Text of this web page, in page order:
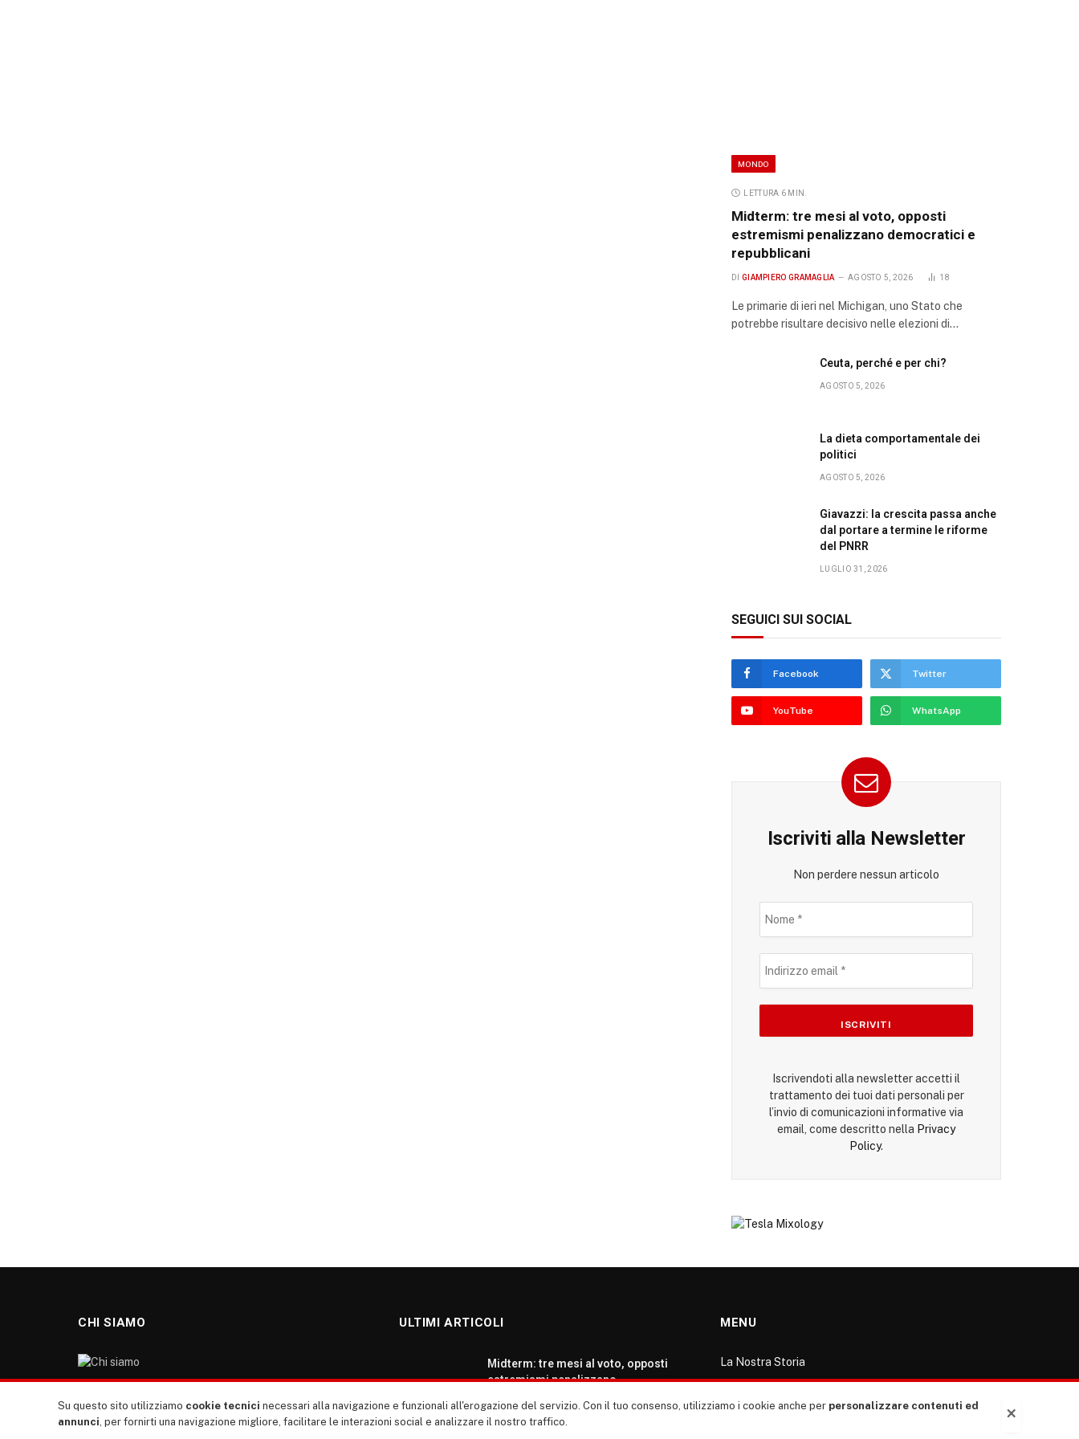
MONDO
LETTURA 6 MIN.
Midterm: tre mesi al voto, opposti
estremismi penalizzano democratici e
repubblicani
DI GIAMPIERO GRAMAGLIA AGOSTO 5, 2026 18
Le primarie di ieri nel Michigan, uno Stato che
potrebbe risultare decisivo nelle elezioni di…
Ceuta, perché e per chi?
AGOSTO 5, 2026
La dieta comportamentale dei
politici
AGOSTO 5, 2026
Giavazzi: la crescita passa anche
dal portare a termine le riforme
del PNRR
LUGLIO 31, 2026
SEGUICI SUI SOCIAL
Facebook Twitter
YouTube WhatsApp
Iscriviti alla Newsletter
Non perdere nessun articolo
Iscrivendoti alla newsletter accetti il
trattamento dei tuoi dati personali per
l’invio di comunicazioni informative via
email, come descritto nella Privacy
Policy.
CHI SIAMO
nostro sito giornale è l’erede di “TUTTI”: giornale
ULTIMI ARTICOLI
Midterm: tre mesi al voto, opposti
estremismi penalizzano
AGOSTO 5, 2026
MENU
La Nostra Storia
ventitrenta
×
Su questo sito utilizziamo cookie tecnici necessari alla navigazione e funzionali all'erogazione del servizio. Con il tuo consenso, utilizziamo i cookie anche per personalizzare contenuti ed
annunci, per fornirti una navigazione migliore, facilitare le interazioni social e analizzare il nostro traffico.